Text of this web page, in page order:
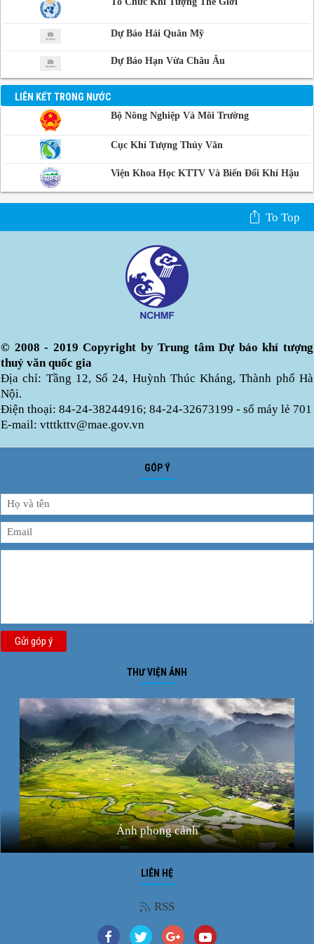
Dự Báo Hải Quân Mỹ
Dự Báo Hạn Vừa Châu Âu
LIÊN KẾT TRONG NƯỚC
Bộ Nông Nghiệp Và Môi Trường
Cục Khí Tượng Thủy Văn
Viện Khoa Học KTTV Và Biến Đổi Khí Hậu
To Top
© 2008 - 2019 Copyright by Trung tâm Dự báo khí tượng
thuỷ văn quốc gia
Địa chỉ: Tầng 12, Số 24, Huỳnh Thúc Kháng, Thành phố Hà
Nội.
Điện thoại: 84-24-38244916; 84-24-32673199 - số máy lẻ 701
E-mail: vtttkttv@mae.gov.vn
GÓP Ý
Gửi góp ý
THƯ VIỆN ẢNH
Ảnh phong cảnh
LIÊN HỆ
RSS